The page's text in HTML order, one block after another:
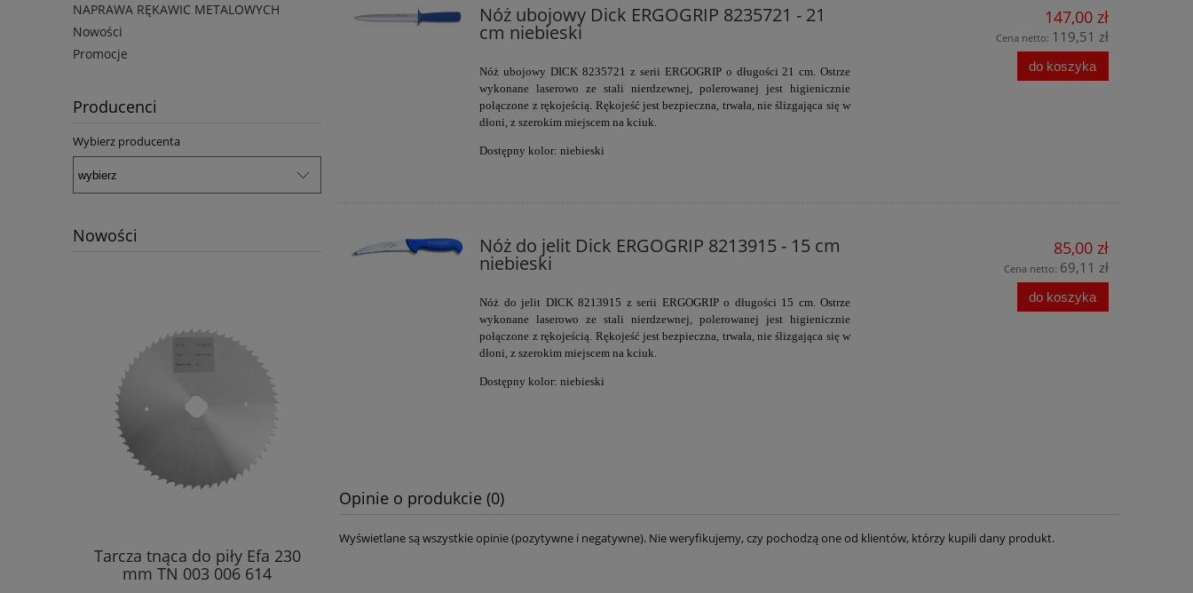
NAPRAWA RĘKAWIC METALOWYCH
Nowości
Promocje
Producenci
Wybierz producenta
Nowości
Tarcza tnąca do piły Efa 230
mm TN 003 006 614
Nóż ubojowy Dick ERGOGRIP 8235721 - 21
cm niebieski
Nóż ubojowy DICK 8235721 z serii ERGOGRIP o długości 21 cm. Ostrze
wykonane laserowo ze stali nierdzewnej, polerowanej jest higienicznie
połączone z rękojeścią. Rękojeść jest bezpieczna, trwała, nie ślizgająca się w
dłoni, z szerokim miejscem na kciuk.
Dostępny kolor: niebieski
147,00 zł
Cena netto: 119,51 zł
do koszyka
Nóż do jelit Dick ERGOGRIP 8213915 - 15 cm
niebieski
Nóż do jelit DICK 8213915 z serii ERGOGRIPo długości 15 cm. Ostrze
wykonane laserowo ze stali nierdzewnej, polerowanej jest higienicznie
połączone z rękojeścią. Rękojeść jest bezpieczna, trwała, nie ślizgająca się w
dłoni, z szerokim miejscem na kciuk.
Dostępny kolor: niebieski
85,00 zł
Cena netto: 69,11 zł
do koszyka
Opinie o produkcie (0)
Wyświetlane są wszystkie opinie (pozytywne i negatywne). Nie weryfikujemy, czy pochodzą one od klientów, którzy kupili dany produkt.